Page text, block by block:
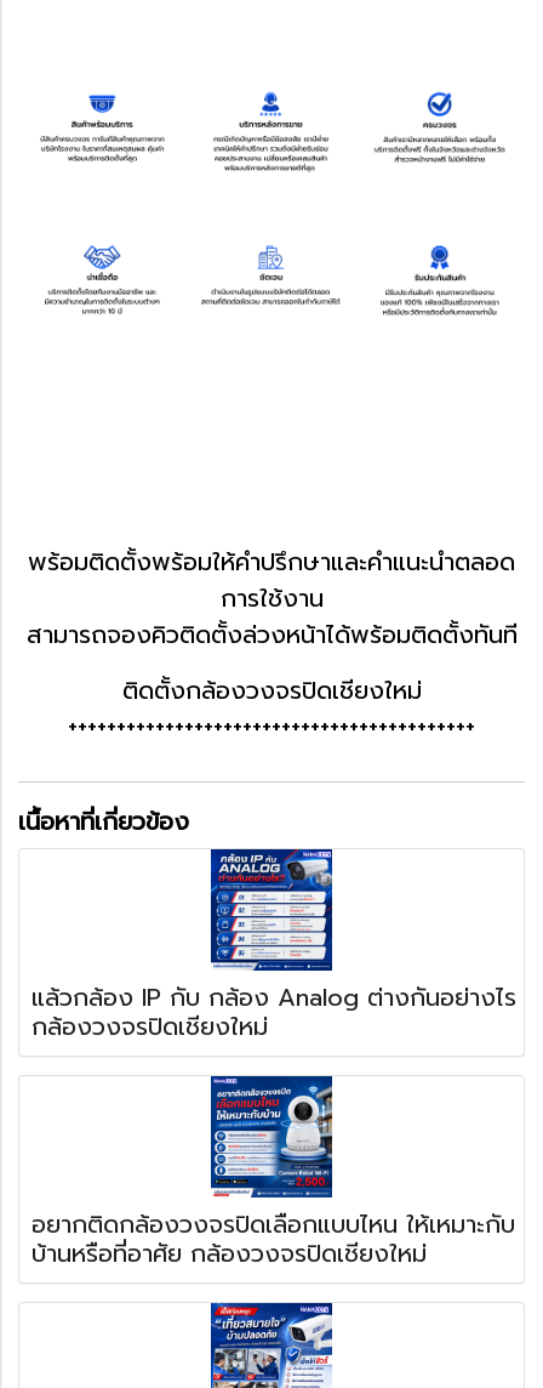
พร้อมติดตั้งพร้อมให้คำปรึกษาและคำแนะนำตลอด
การใช้งาน
สามารถจองคิวติดตั้งล่วงหน้าได้พร้อมติดตั้งทันที
ติดตั้งกล้องวงจรปิดเชียงใหม่
++++++++++++++++++++++++++++++++++++++++++
เนื้อหาที่เกี่ยวข้อง
แล้วกล้อง IP กับ กล้อง Analog ต่างกันอย่างไร
กล้องวงจรปิดเชียงใหม่
อยากติดกล้องวงจรปิดเลือกแบบไหน ให้เหมาะกับ
บ้านหรือที่อาศัย กล้องวงจรปิดเชียงใหม่